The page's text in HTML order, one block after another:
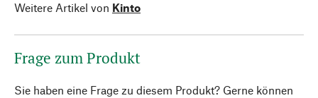
Weitere Artikel von Kinto
Frage zum Produkt
Sie haben eine Frage zu diesem Produkt? Gerne können